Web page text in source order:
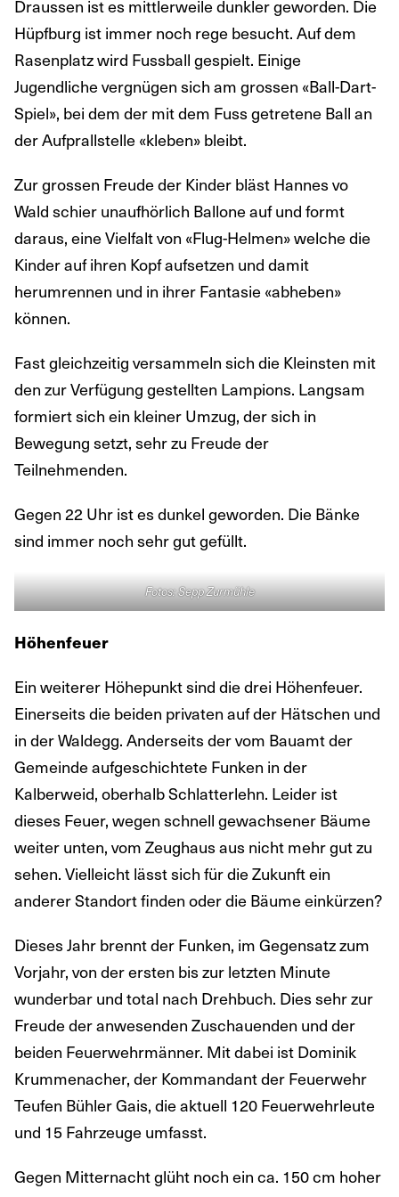
Draussen ist es mittlerweile dunkler geworden. Die
Hüpfburg ist immer noch rege besucht. Auf dem
Rasenplatz wird Fussball gespielt. Einige
Jugendliche vergnügen sich am grossen «Ball-Dart-
Spiel», bei dem der mit dem Fuss getretene Ball an
der Aufprallstelle «kleben» bleibt.
Zur grossen Freude der Kinder bläst Hannes vo
Wald schier unaufhörlich Ballone auf und formt
daraus, eine Vielfalt von «Flug-Helmen» welche die
Kinder auf ihren Kopf aufsetzen und damit
herumrennen und in ihrer Fantasie «abheben»
können.
Fast gleichzeitig versammeln sich die Kleinsten mit
den zur Verfügung gestellten Lampions. Langsam
formiert sich ein kleiner Umzug, der sich in
Bewegung setzt, sehr zu Freude der
Teilnehmenden.
Gegen 22 Uhr ist es dunkel geworden. Die Bänke
sind immer noch sehr gut gefüllt.
Fotos: Sepp Zurmühle
Höhenfeuer
Ein weiterer Höhepunkt sind die drei Höhenfeuer.
Einerseits die beiden privaten auf der Hätschen und
in der Waldegg. Anderseits der vom Bauamt der
Gemeinde aufgeschichtete Funken in der
Kalberweid, oberhalb Schlatterlehn. Leider ist
dieses Feuer, wegen schnell gewachsener Bäume
weiter unten, vom Zeughaus aus nicht mehr gut zu
sehen. Vielleicht lässt sich für die Zukunft ein
anderer Standort finden oder die Bäume einkürzen?
Dieses Jahr brennt der Funken, im Gegensatz zum
Vorjahr, von der ersten bis zur letzten Minute
wunderbar und total nach Drehbuch. Dies sehr zur
Freude der anwesenden Zuschauenden und der
beiden Feuerwehrmänner. Mit dabei ist Dominik
Krummenacher, der Kommandant der Feuerwehr
Teufen Bühler Gais, die aktuell 120 Feuerwehrleute
und 15 Fahrzeuge umfasst.
Gegen Mitternacht glüht noch ein ca. 150 cm hoher